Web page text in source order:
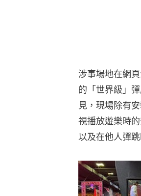
涉事場地在網
的「世界級」
見，現場除有
視播放遊樂時
以及在他人彈